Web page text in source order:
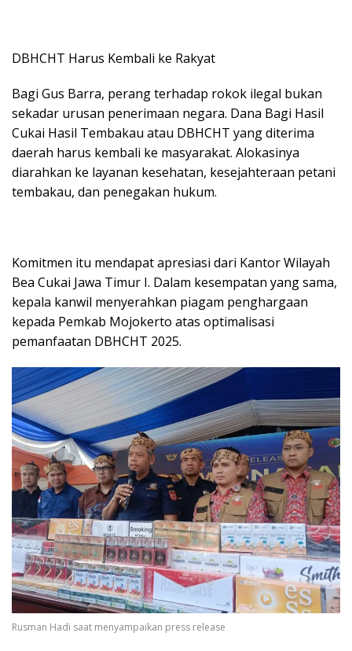
DBHCHT Harus Kembali ke Rakyat
Bagi Gus Barra, perang terhadap rokok ilegal bukan
sekadar urusan penerimaan negara. Dana Bagi Hasil
Cukai Hasil Tembakau atau DBHCHT yang diterima
daerah harus kembali ke masyarakat. Alokasinya
diarahkan ke layanan kesehatan, kesejahteraan petani
tembakau, dan penegakan hukum.
Komitmen itu mendapat apresiasi dari Kantor Wilayah
Bea Cukai Jawa Timur I. Dalam kesempatan yang sama,
kepala kanwil menyerahkan piagam penghargaan
kepada Pemkab Mojokerto atas optimalisasi
pemanfaatan DBHCHT 2025.
Rusman Hadi saat menyampaikan press release